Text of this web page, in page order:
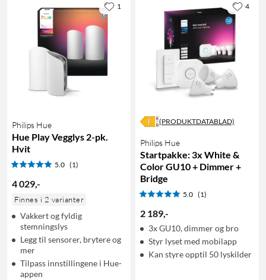
Philips Hue
Hue Play Vegglys 2-pk.
Hvit
5.0 (1)
4 029,-
Finnes i 2 varianter
Vakkert og fyldig
stemningslys
Legg til sensorer, brytere og
mer
Tilpass innstillingene i Hue-
appen
1
(PRODUKTDATABLAD)
Philips Hue
Startpakke: 3x White &
Color GU10 + Dimmer +
Bridge
5.0 (1)
2 189,-
3x GU10, dimmer og bro
Styr lyset med mobilapp
Kan styre opptil 50 lyskilder
4